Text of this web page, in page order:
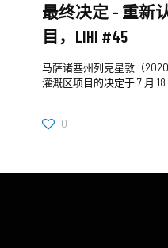
最终决定 – 重新
目，LIHI #45
马萨诸塞州列克星敦（
灌溉区项目的决定于 7 月
0